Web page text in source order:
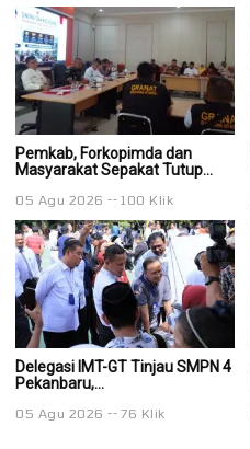
Pemkab, Forkopimda dan
Masyarakat Sepakat Tutup...
05 Agu 2026 100 Klik
Delegasi IMT-GT Tinjau SMPN 4
Pekanbaru,...
05 Agu 2026 76 Klik